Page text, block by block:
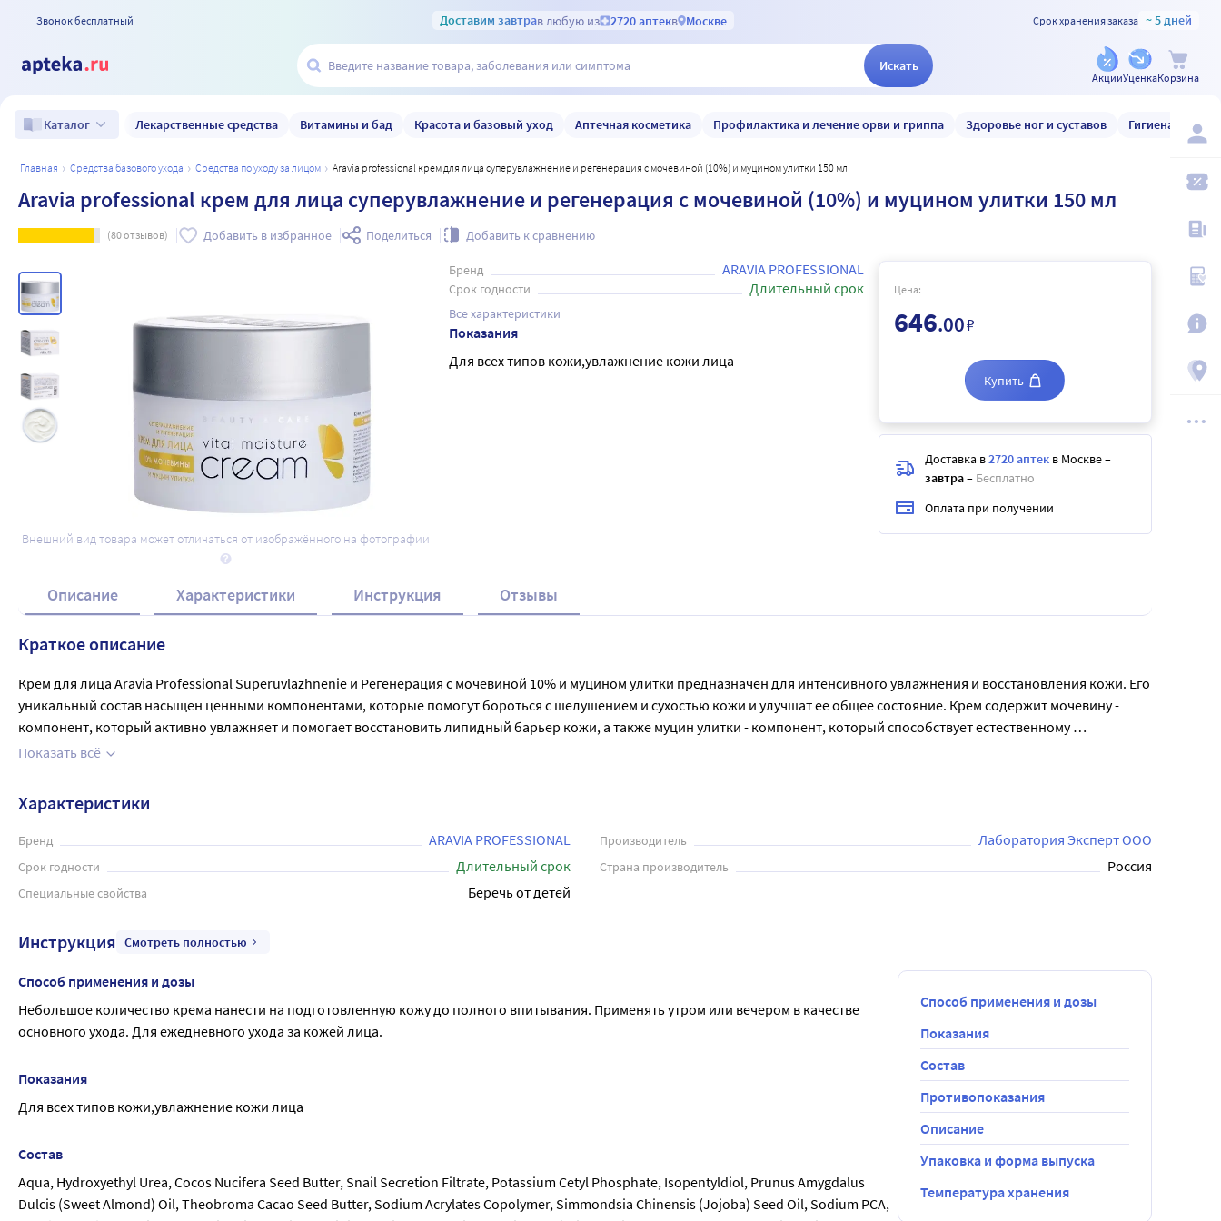
Звонок бесплатный Доставим завтрав любую из 2720 аптекв Москве Срок хранения заказа ~ 5 дней
Искать
АкцииУценкаКорзина
Каталог Лекарственные средства Витамины и бад Красота и базовый уход Аптечная косметика Профилактика и лечение орви и гриппа Здоровье ног и суставов Гигиена и уход
главная средства базового ухода средства по уходу за лицом Aravia professional крем для лица суперувлажнение и регенерация с мочевиной (10%) и муцином улитки 150 мл
Aravia professional крем для лица суперувлажнение и регенерация с мочевиной (10%) и муцином улитки 150 мл
(80отзывов) Добавить в избранное Поделиться Добавить к сравнению
Внешний вид товара может отличаться от изображённого на фотографии
Бренд ARAVIA PROFESSIONAL
Срок годности Длительный срок
Все характеристики
Показания
Для всех типов кожи,увлажнение кожи лица
Цена:
646.00₽
Купить
Доставка в2720 аптек в Москве–
завтра– Бесплатно
Оплата при получении
Описание Характеристики Инструкция Отзывы
Краткое описание
Крем для лица Aravia Professional Superuvlazhnenie и Регенерация с мочевиной 10% и муцином улитки предназначен для интенсивного увлажнения и восстановления кожи. Его
уникальный состав насыщен ценными компонентами, которые помогут бороться с шелушением и сухостью кожи и улучшат ее общее состояние. Крем содержит мочевину -
компонент, который активно увлажняет и помогает восстановить липидный барьер кожи, а также муцин улитки - компонент, который способствует естественному
обновлению кожи и поддержанию ее успокаивающего эффекта. Крем для лица Aravia Professional обеспечивает мгновенный эффект увлажнения и регенерации, делая кожу
Показать всё
Характеристики
Бренд ARAVIA PROFESSIONAL Производитель Лаборатория Эксперт ООО
Срок годности Длительный срок Страна производитель Россия
Специальные свойства Беречь от детей
Инструкция Смотреть полностью
Способ применения и дозы
Небольшое количество крема нанести на подготовленную кожу до полного впитывания. Применять утром или вечером в качестве
основного ухода. Для ежедневного ухода за кожей лица.
Показания
Для всех типов кожи,увлажнение кожи лица
Состав
Aqua, Hydroxyethyl Urea, Cocos Nucifera Seed Butter, Snail Secretion Filtrate, Potassium Cetyl Phosphate, Isopentyldiol, Prunus Amygdalus
Dulcis (Sweet Almond) Oil, Theobroma Cacao Seed Butter, Sodium Acrylates Copolymer, Simmondsia Chinensis (Jojoba) Seed Oil, Sodium PCA,
Способ применения и дозы
Показания
Состав
Противопоказания
Описание
Упаковка и форма выпуска
Температура хранения